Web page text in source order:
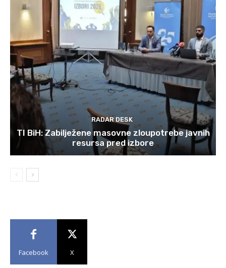
RADAR DESK
TI BiH: Zabilježene masovne zloupotrebe javnih
resursa pred izbore
Facebook X